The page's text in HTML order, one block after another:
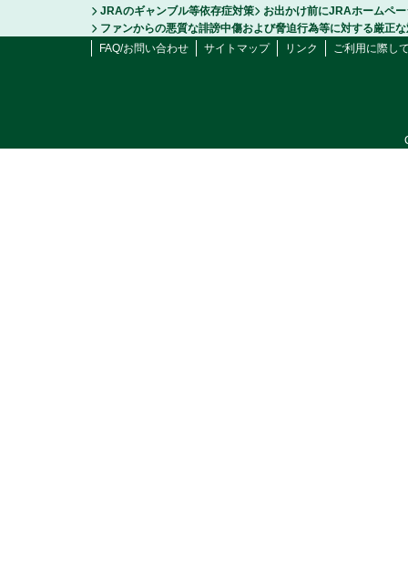
JRAのギャンブル等依存症対策
お出かけ前にJRAホームペ
ファンからの悪質な誹謗中傷および脅迫行為等に対する厳正
FAQ/お問い合わせ
サイトマップ リンク ご利用に際し